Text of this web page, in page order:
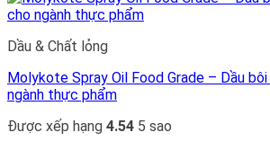
Dầu & Chất lỏng
Molykote Spray Oil Food Grade – Dầu
ngành thực phẩm
Được xếp hạng 4.54 5 sao